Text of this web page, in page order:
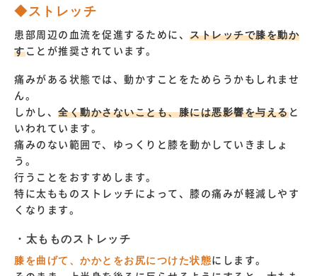
◆ストレッチ
患部周辺の血流を促進するために、 ストレッチで膝を動か
すことが推奨されています。
痛みがある状態では、動かすことをためらうかもしれませ
ん。
しかし、 全く動かさないことも、膝には悪影響を与えると
いわれています。
痛みのない範囲で、ゆっくりと膝を動かしていきましょ
う。
行うことをおすすめします。
特に太もものストレッチによって、膝の痛みが軽減しやす
くなります。
・太もものストレッチ
膝を曲げて、かかとをお尻につけた状態にします。